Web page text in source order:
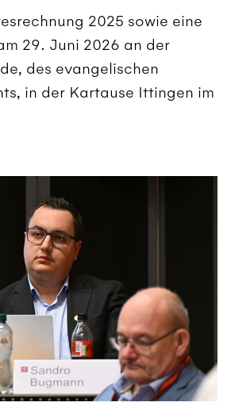
2025 sowie eine
29. Juni 2026 an der
des evangelischen
in der Kartause Ittingen im